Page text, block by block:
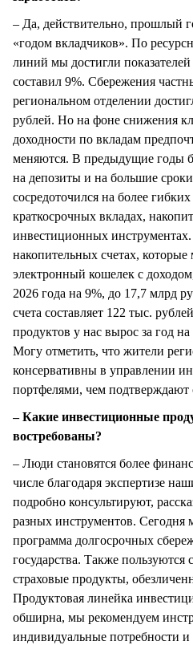
– Да, действительно, прошлый
«годом вкладчиков». По
линий мы достигли
составил 9%. Сбережения
региональном отделении
рублей. Но на фоне снижения
доходности по вкладам
меняются. В предыдущие годы
на депозиты и на большие
сосредоточился на более
краткосрочных вкладах,
инвестиционных
накопительных счетах,
электронный кошелек с
2026 года на 9%, до 17,7 млрд
счета составляет 122 тыс.
продуктов у нас вырос за год
Могу отметить, что жители
консервативны в управлении
портфелями, чем подтверждают
– Какие инвестиционные
востребованы?
– Люди становятся более
числе благодаря экспертизе
подробно консультируют,
разных инструментов. Сегодня
программа долгосрочных
государства. Также
страховые продукты,
Продуктовая линейка
обширна, мы рекомендуем
индивидуальные потребности